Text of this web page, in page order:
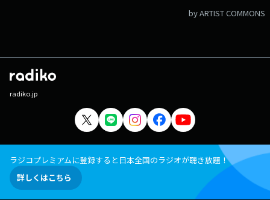
by ARTIST COMMONS
radiko.jp
ラジコプレミアムに登録すると日本全国のラジオが聴き放題！
詳しくはこちら